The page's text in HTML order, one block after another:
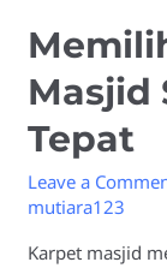
Masjid
Tepat
Leave a
mutiara123
Karpet masjid